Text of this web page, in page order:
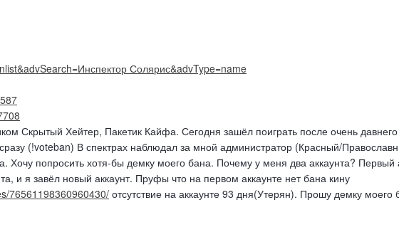
Солярис&advType=name
Скрытый Хейтер, Пакетик Кайфа. Сегодня зашёл поиграть после очень давнего
(!voteban) В спектрах наблюдал за мной администратор (Красный/
Хочу попросить хотя-бы демку моего бана. Почему у меня два аккаунта? Первый
и я завёл новый аккаунт. Пруфы что на первом аккаунте нет бана кину
76561198360960430/отсутствие на аккаунте 93 дня(Утерян). Прошу демку моего